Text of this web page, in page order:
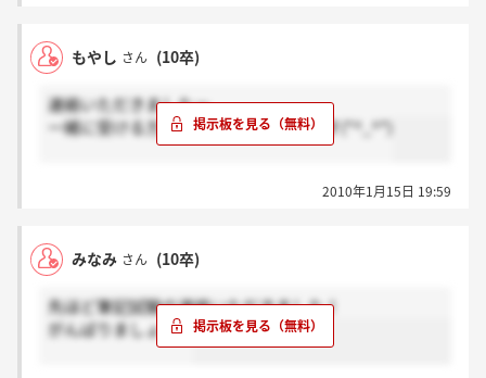
もやし さん (10卒)
連絡いただきましたー
一緒に受ける方、よろしくお願いします(*^_^*)
2010年1月15日 19:59
みなみ さん (10卒)
先ほど筆記試験の連絡いただきました！
がんばりましょう。